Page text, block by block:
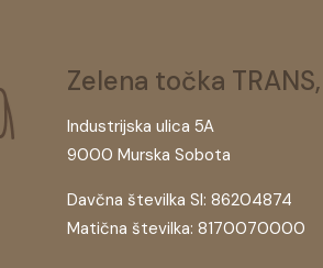
Zelena točka
Industrijska ulica 5A
9000 Murska Sobota
Davčna številka SI: 86204874
Matična številka: 8170070000